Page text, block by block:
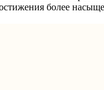
более